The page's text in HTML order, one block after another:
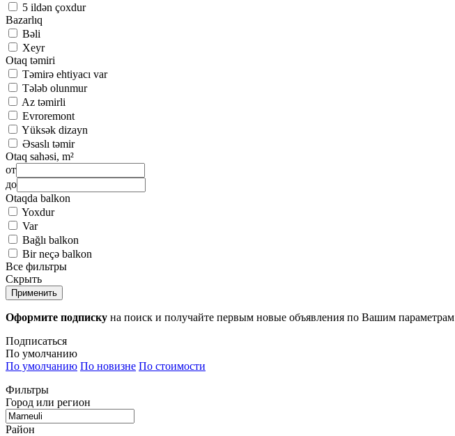
5 ildən çoxdur
Bazarlıq
Bəli
Xeyr
Otaq təmiri
Təmirə ehtiyacı var
Tələb olunmur
Az təmirli
Evroremont
Yüksək dizayn
Əsaslı təmir
Otaq sahəsi, m²
от
до
Otaqda balkon
Yoxdur
Var
Bağlı balkon
Bir neçə balkon
Все фильтры
Скрыть
Применить
Оформите подписку на поиск и получайте первым новые объявления по Вашим параметрам
Подписаться
По умолчанию
По умолчанию По новизне По стоимости
Фильтры
Город или регион
Район